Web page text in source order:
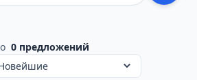
0 предложений